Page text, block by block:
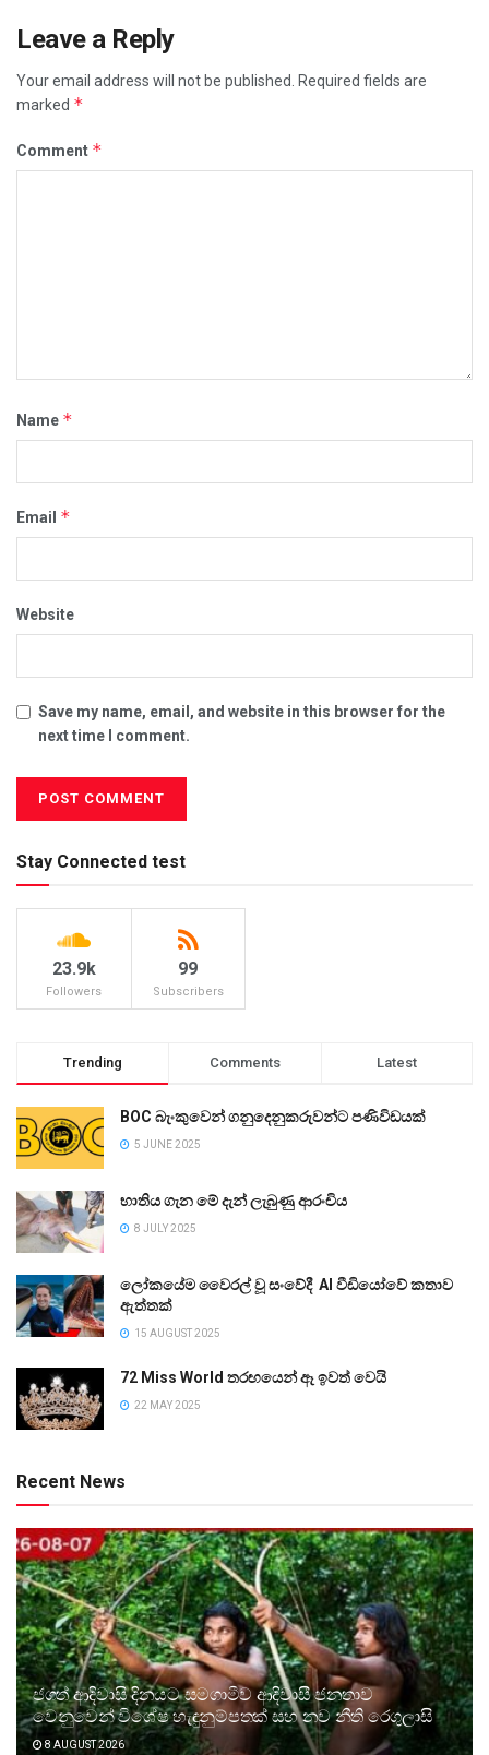
Leave a Reply
Your email address will not be published.
Required fields are
marked *
Comment *
Name *
Email *
Website
Save my name, email, and website in this browser for the
next time I comment.
Stay Connected test
23.9k
Followers
99
Subscribers
Trending Comments Latest
BOC බැංකුවෙන් ගනුදෙනුකරුවන්ට පණිවිඩයක්
5 JUNE 2025
භාතිය ගැන මේ දැන් ලැබුණු ආරංචිය
8 JULY 2025
ලෝකයේම වෛරල් වූ සංවේදී AI වීඩියෝවේ කතාව
ඇත්තක්
15 AUGUST 2025
72 Miss World තරඟයෙන් ඈ ඉවත් වෙයි
22 MAY 2025
Recent News
ජගත් ආදිවාසි දිනයට සමගාමීව ආදිවාසී ජනතාව
වෙනුවෙන් විශේෂ හැඳුනුම්පතක් සහ නව නීති රෙගුලාසි
8 AUGUST 2026